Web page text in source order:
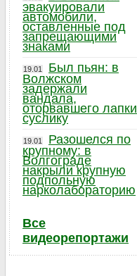
эвакуировали
автомобили,
оставленные под
запрещающими
знаками
19.01
Был пьян: в
Волжском
задержали
вандала,
оторвавшего лапки
суслику
19.01
Разошелся по
крупному: в
Волгограде
накрыли крупную
подпольную
нарколабораторию
Все
видеорепортажи